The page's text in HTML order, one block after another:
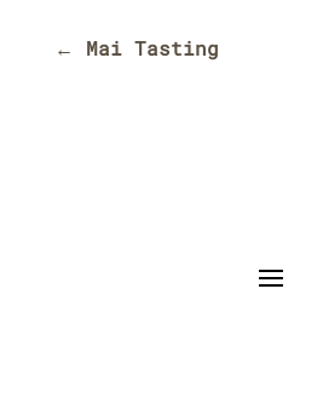
← Mai Tasting